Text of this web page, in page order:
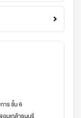
าร ชั้น 6
อมเกล้าธนบุรี